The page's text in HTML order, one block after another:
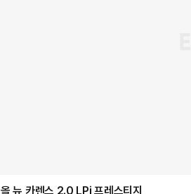
올 뉴 카렌스 2.0 LPi 프레스티지